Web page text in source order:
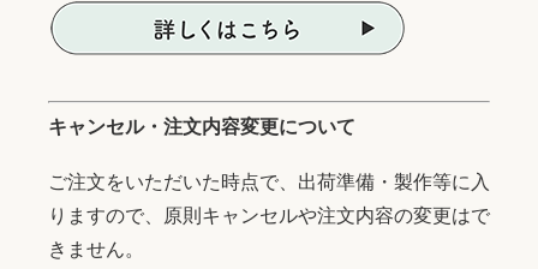
キャンセル・注文内容変更について
ご注文をいただいた時点で、出荷準備・製作等に入
りますので、原則キャンセルや注文内容の変更はで
きません。